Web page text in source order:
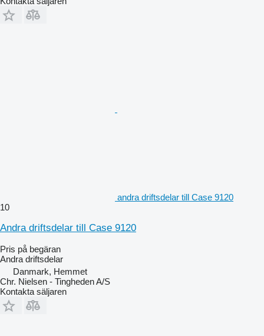
andra driftsdelar till Case 9120
10
Andra driftsdelar till Case 9120
Pris på begäran
Andra driftsdelar
Danmark, Hemmet
Chr. Nielsen - Tingheden A/S
Kontakta säljaren